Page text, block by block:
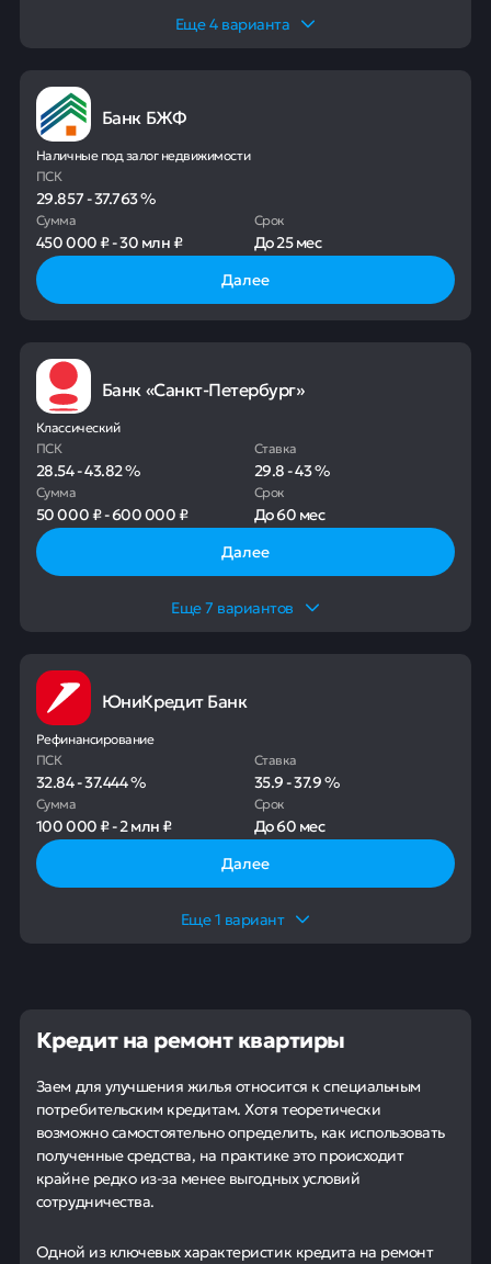
Еще4 варианта
Банк БЖФ
Наличные под залог недвижимости
ПСК
29.857-37.763%
Сумма
450 000 ₽-30 млн ₽
Срок
До25 мес
Далее
Банк «Санкт-Петербург»
Классический
ПСК
28.54-43.82%
Ставка
29.8-43%
Сумма
50 000 ₽-600 000 ₽
Срок
До60 мес
Далее
Еще7 вариантов
ЮниКредит Банк
Рефинансирование
ПСК
32.84-37.444%
Ставка
35.9-37.9%
Сумма
100 000 ₽-2 млн ₽
Срок
До60 мес
Далее
Еще1 вариант
Кредит на ремонт квартиры
Заем для улучшения жилья относится к специальным
потребительским кредитам. Хотя теоретически
возможно самостоятельно определить, как использовать
полученные средства, на практике это происходит
крайне редко из-за менее выгодных условий
сотрудничества.
Одной из ключевых характеристик кредита на ремонт